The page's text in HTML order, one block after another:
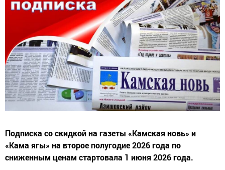
Подписка со скидкой на газеты «Камская новь» и
«Кама ягы» на второе полугодие 2026 года по
сниженным ценам стартовала 1 июня 2026 года.